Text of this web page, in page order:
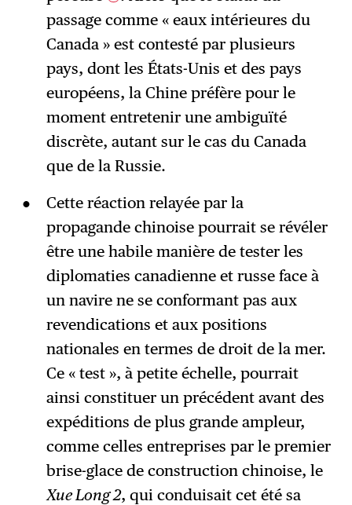
passage comme « eaux intérieures du
Canada » est contesté par plusieurs
pays, dont les États-Unis et des pays
européens, la Chine préfère pour le
moment entretenir une ambiguïté
discrète, autant sur le cas du Canada
que de la Russie.
Cette réaction relayée par la
propagande chinoise pourrait se révéler
être une habile manière de tester les
diplomaties canadienne et russe face à
un navire ne se conformant pas aux
revendications et aux positions
nationales en termes de droit de la mer.
Ce « test », à petite échelle, pourrait
ainsi constituer un précédent avant des
expéditions de plus grande ampleur,
comme celles entreprises par le premier
brise-glace de construction chinoise, le
Xue Long 2, qui conduisait cet été sa